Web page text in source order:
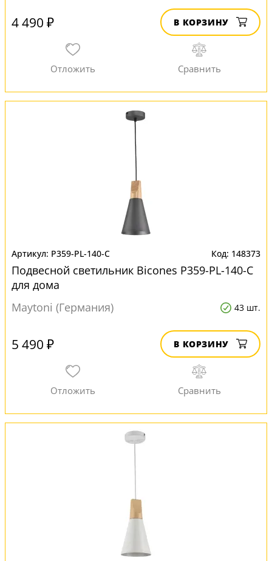
4 490 ₽ В КОРЗИНУ
P359-PL-140-C 148373
Подвесной светильник Bicones P359-PL-140-C
для дома
Maytoni (Германия)
43 шт.
5 490 ₽ В КОРЗИНУ